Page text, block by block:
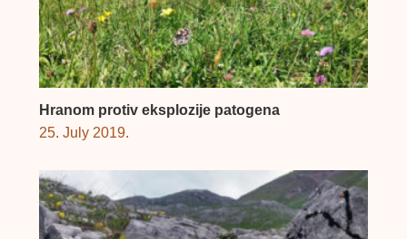
Hranom protiv eksplozije patogena
25. July 2019.